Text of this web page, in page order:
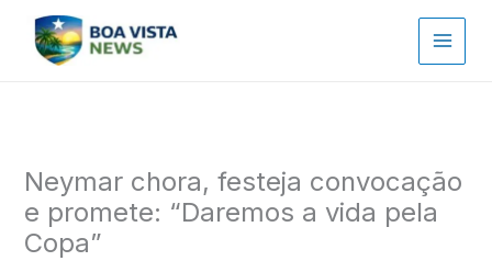
Neymar chora, festeja convocação
e promete: “Daremos a vida pela
Copa”